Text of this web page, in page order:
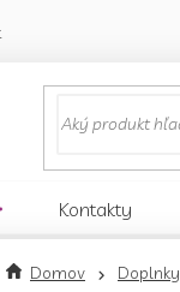
Kontakty
Domov Doplnky